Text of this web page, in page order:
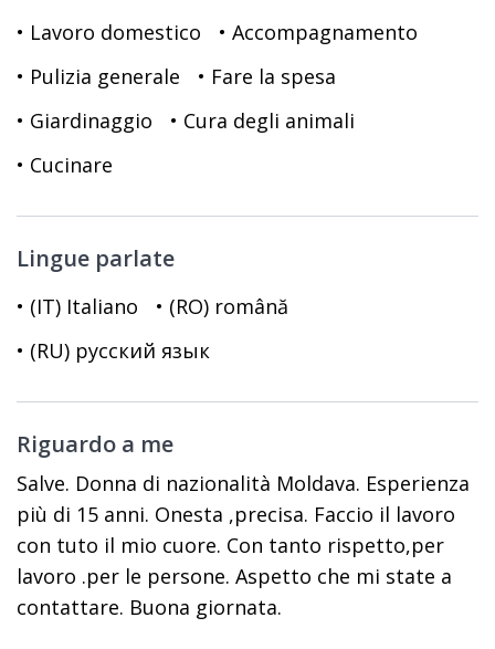
• Lavoro domestico
• Accompagnamento
• Pulizia generale
• Fare la spesa
• Giardinaggio
• Cura degli animali
• Cucinare
Lingue parlate
• (IT) Italiano
• (RO) română
• (RU) русский язык
Riguardo a me
Salve. Donna di nazionalità Moldava. Esperienza
più di 15 anni. Onesta ,precisa. Faccio il lavoro
con tuto il mio cuore. Con tanto rispetto,per
lavoro .per le persone. Aspetto che mi state a
contattare. Buona giornata.